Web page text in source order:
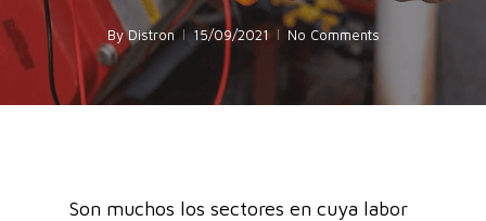
By Distron 15/09/2021 No Comments
Son muchos los sectores en cuya labor